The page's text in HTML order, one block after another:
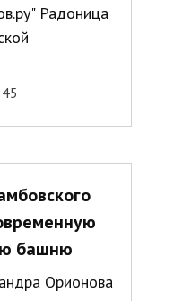
Радоница
45
башню
Орионова